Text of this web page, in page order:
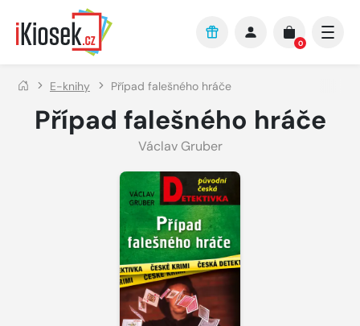
Přejít na hlavní obsah
0
E-knihy Případ falešného hráče
Případ falešného hráče
Václav Gruber